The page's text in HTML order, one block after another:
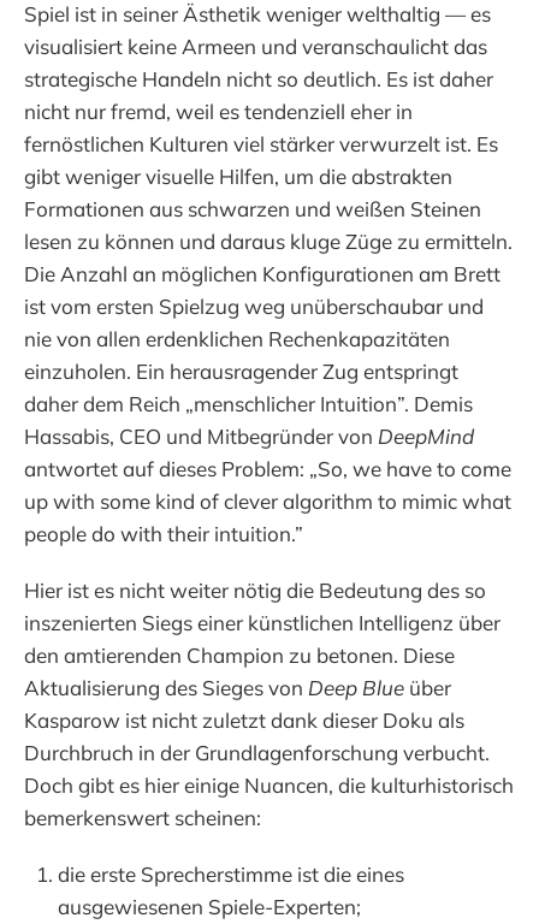
Spiel ist in seiner Ästhetik weniger welthaltig — es
visualisiert keine Armeen und veranschaulicht das
strategische Handeln nicht so deutlich. Es ist daher
nicht nur fremd, weil es tendenziell eher in
fernöstlichen Kulturen viel stärker verwurzelt ist. Es
gibt weniger visuelle Hilfen, um die abstrakten
Formationen aus schwarzen und weißen Steinen
lesen zu können und daraus kluge Züge zu ermitteln.
Die Anzahl an möglichen Konfigurationen am Brett
ist vom ersten Spielzug weg unüberschaubar und
nie von allen erdenklichen Rechenkapazitäten
einzuholen. Ein herausragender Zug entspringt
daher dem Reich „menschlicher Intuition”. Demis
Hassabis, CEO und Mitbegründer von DeepMind
antwortet auf dieses Problem: „So, we have to come
up with some kind of clever algorithm to mimic what
people do with their intuition.”
Hier ist es nicht weiter nötig die Bedeutung des so
inszenierten Siegs einer künstlichen Intelligenz über
den amtierenden Champion zu betonen. Diese
Aktualisierung des Sieges von Deep Blue über
Kasparow ist nicht zuletzt dank dieser Doku als
Durchbruch in der Grundlagenforschung verbucht.
Doch gibt es hier einige Nuancen, die kulturhistorisch
bemerkenswert scheinen:
die erste Sprecherstimme ist die eines
ausgewiesenen Spiele-Experten;